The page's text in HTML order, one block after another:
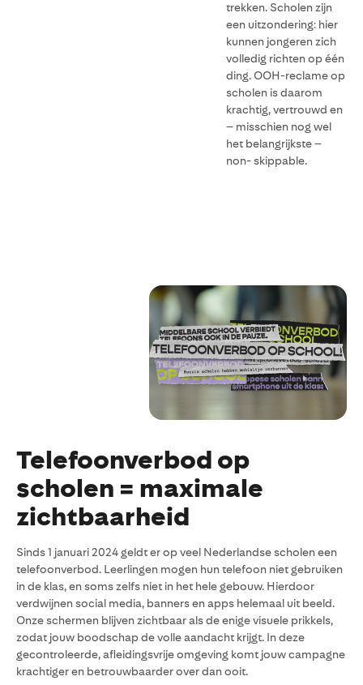
trekken. Scholen zijn
een uitzondering: hier
kunnen jongeren zich
volledig richten op één
ding. OOH-reclame op
scholen is daarom
krachtig, vertrouwd en
– misschien nog wel
het belangrijkste –
non- skippable.
Telefoonverbod op
scholen = maximale
zichtbaarheid
Sinds 1 januari 2024 geldt er op veel Nederlandse scholen een
telefoonverbod. Leerlingen mogen hun telefoon niet gebruiken
in de klas, en soms zelfs niet in het hele gebouw. Hierdoor
verdwijnen social media, banners en apps helemaal uit beeld.
Onze schermen blijven zichtbaar als de enige visuele prikkels,
zodat jouw boodschap de volle aandacht krijgt. In deze
gecontroleerde, afleidingsvrije omgeving komt jouw campagne
krachtiger en betrouwbaarder over dan ooit.